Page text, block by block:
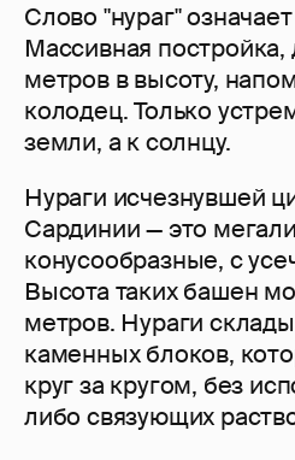
Слово "нураг"
Массивная
метров в высоту,
колодец. Только
земли, а к солнцу.
Нураги исчезнувшей
Сардинии — это
конусообразные, с
Высота таких башен
метров. Нураги
каменных блоков,
круг за кругом, без
либо связующих